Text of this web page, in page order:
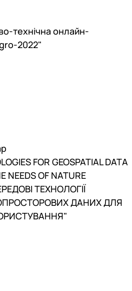
технічна онлайн-
2022"
FOR GEOSPATIAL DATA
NEEDS OF NATURE
ТЕХНОЛОГІЇ
ДАНИХ ДЛЯ